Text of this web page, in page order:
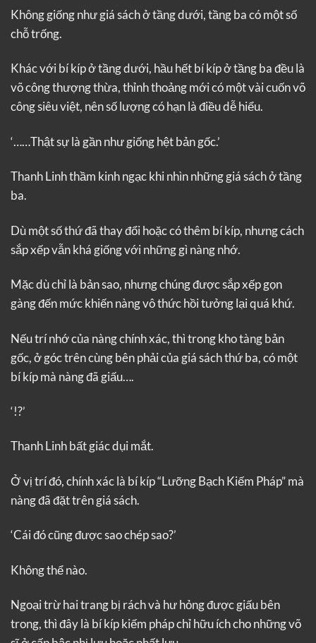
Không giống như giá sách ở tầng dưới, tầng ba có một số
chỗ trống.
Khác với bí kíp ở tầng dưới, hầu hết bí kíp ở tầng ba đều là
võ công thượng thừa, thỉnh thoảng mới có một vài cuốn võ
công siêu việt, nên số lượng có hạn là điều dễ hiểu.
‘……Thật sự là gần như giống hệt bản gốc.’
Thanh Linh thầm kinh ngạc khi nhìn những giá sách ở tầng
ba.
Dù một số thứ đã thay đổi hoặc có thêm bí kíp, nhưng cách
sắp xếp vẫn khá giống với những gì nàng nhớ.
Mặc dù chỉ là bản sao, nhưng chúng được sắp xếp gọn
gàng đến mức khiến nàng vô thức hồi tưởng lại quá khứ.
Nếu trí nhớ của nàng chính xác, thì trong kho tàng bản
gốc, ở góc trên cùng bên phải của giá sách thứ ba, có một
bí kíp mà nàng đã giấu….
‘!?’
Thanh Linh bất giác dụi mắt.
Ở vị trí đó, chính xác là bí kíp “Lưỡng Bạch Kiếm Pháp” mà
nàng đã đặt trên giá sách.
‘Cái đó cũng được sao chép sao?’
Không thể nào.
Ngoại trừ hai trang bị rách và hư hỏng được giấu bên
trong, thì đây là bí kíp kiếm pháp chỉ hữu ích cho những võ